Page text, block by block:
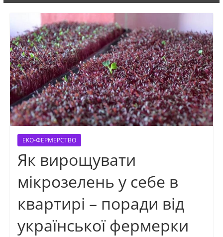
ЕКО-ФЕРМЕРСТВО
Як вирощувати
мікрозелень у себе в
квартирі – поради від
української фермерки